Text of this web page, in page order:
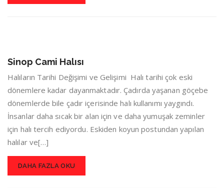
Sinop Cami Halısı
Halıların Tarihi Değişimi ve Gelişimi Halı tarihi çok eski
dönemlere kadar dayanmaktadır. Çadırda yaşanan göçebe
dönemlerde bile çadır içerisinde halı kullanımı yaygındı.
İnsanlar daha sıcak bir alan için ve daha yumuşak zeminler
için halı tercih ediyordu. Eskiden koyun postundan yapılan
halılar ve[…]
DAHA FAZLA OKU